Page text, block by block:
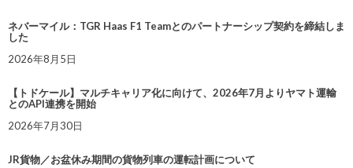
ネバーマイル：TGR Haas F1 Teamとのパートナーシップ契約を締結しま
した
2026年8月5日
【トドケール】マルチキャリア化に向けて、2026年7月よりヤマト運輸
とのAPI連携を開始
2026年7月30日
JR貨物／お盆休み期間の貨物列車の運転計画について